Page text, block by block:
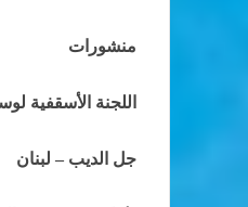
منشورات
اللجنة الأسقفية
جل الديب – لبنان